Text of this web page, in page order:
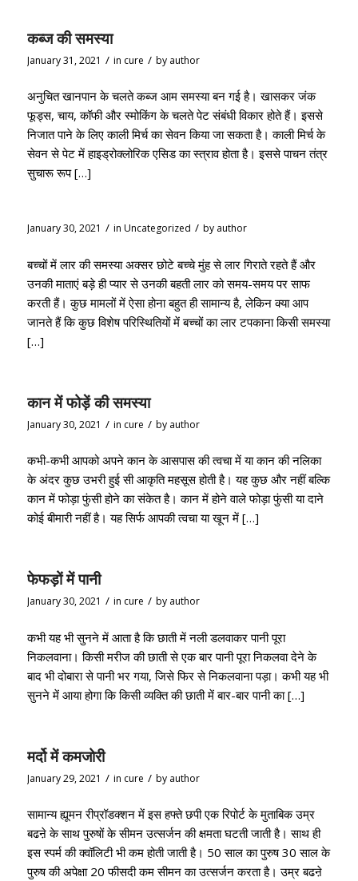
कब्ज की समस्या
January 31, 2021 / in cure / by author
अनुचित खानपान के चलते कब्ज आम समस्या बन गई है। खासकर जंक
फूड्स, चाय, कॉफी और स्मोकिंग के चलते पेट संबंधी विकार होते हैं। इससे
निजात पाने के लिए काली मिर्च का सेवन किया जा सकता है। काली मिर्च के
सेवन से पेट में हाइड्रोक्लोरिक एसिड का स्त्राव होता है। इससे पाचन तंत्र
सुचारू रूप […]
January 30, 2021 / in Uncategorized / by author
बच्चों में लार की समस्या अक्सर छोटे बच्चे मुंह से लार गिराते रहते हैं और
उनकी माताएं बड़े ही प्यार से उनकी बहती लार को समय-समय पर साफ
करती हैं। कुछ मामलों में ऐसा होना बहुत ही सामान्य है, लेकिन क्या आप
जानते हैं कि कुछ विशेष परिस्थितियों में बच्चों का लार टपकाना किसी समस्या
[…]
कान में फोड़ें की समस्या
January 30, 2021 / in cure / by author
कभी-कभी आपको अपने कान के आसपास की त्वचा में या कान की नलिका
के अंदर कुछ उभरी हुई सी आकृति महसूस होती है। यह कुछ और नहीं बल्कि
कान में फोड़ा फुंसी होने का संकेत है। कान में होने वाले फोड़ा फुंसी या दाने
कोई बीमारी नहीं है। यह सिर्फ आपकी त्वचा या खून में […]
फेफड़ों में पानी
January 30, 2021 / in cure / by author
कभी यह भी सुनने में आता है कि छाती में नली डलवाकर पानी पूरा
निकलवाना। किसी मरीज की छाती से एक बार पानी पूरा निकलवा देने के
बाद भी दोबारा से पानी भर गया, जिसे फिर से निकलवाना पड़ा। कभी यह भी
सुनने में आया होगा कि किसी व्यक्ति की छाती में बार-बार पानी का […]
मर्दो में कमजोरी
January 29, 2021 / in cure / by author
सामान्य ह्यूमन रीप्रॉडक्शन में इस हफ्ते छपी एक रिपोर्ट के मुताबिक उम्र
बढऩे के साथ पुरुषों के सीमन उत्सर्जन की क्षमता घटती जाती है। साथ ही
इस स्पर्म की क्वॉलिटी भी कम होती जाती है। 50 साल का पुरुष 30 साल के
पुरुष की अपेक्षा 20 फीसदी कम सीमन का उत्सर्जन करता है। उम्र बढऩे